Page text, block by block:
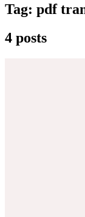
Tag: pdf
4 posts